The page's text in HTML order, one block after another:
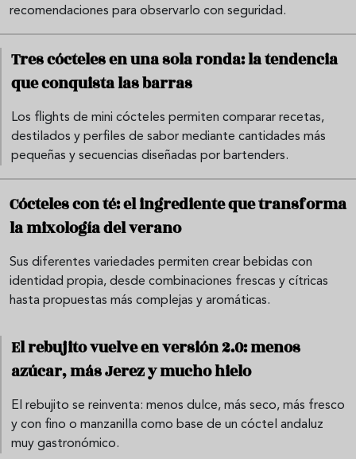
recomendaciones para observarlo con seguridad.
Tres cócteles en una sola ronda: la tendencia
que conquista las barras
Los flights de mini cócteles permiten comparar recetas,
destilados y perfiles de sabor mediante cantidades más
pequeñas y secuencias diseñadas por bartenders.
Cócteles con té: el ingrediente que transforma
la mixología del verano
Sus diferentes variedades permiten crear bebidas con
identidad propia, desde combinaciones frescas y cítricas
hasta propuestas más complejas y aromáticas.
El rebujito vuelve en versión 2.0: menos
azúcar, más Jerez y mucho hielo
El rebujito se reinventa: menos dulce, más seco, más fresco
y con fino o manzanilla como base de un cóctel andaluz
muy gastronómico.